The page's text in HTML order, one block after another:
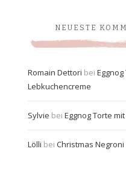
NEUESTE
Romain Dettori bei
Lebkuchencreme
Sylvie bei Eggnog Torte
Lölli bei Christmas Negroni